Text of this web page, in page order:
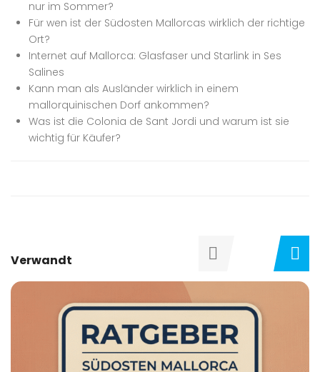
nur im Sommer?
Für wen ist der Südosten Mallorcas wirklich der richtige
Ort?
Internet auf Mallorca: Glasfaser und Starlink in Ses
Salines
Kann man als Ausländer wirklich in einem
mallorquinischen Dorf ankommen?
Was ist die Colonia de Sant Jordi und warum ist sie
wichtig für Käufer?
Verwandt